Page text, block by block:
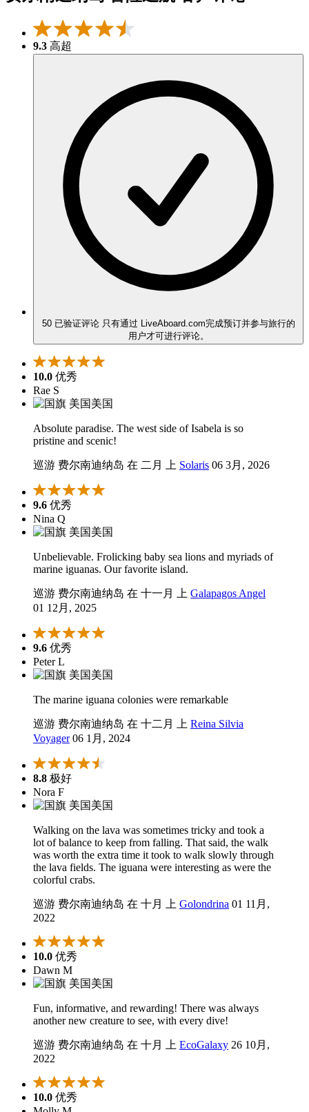
9.3 高超
50 已验证评论 只有通过 LiveAboard.com完成预订并参与旅行的
用户才可进行评论。
10.0 优秀
Rae S
美国
Absolute paradise. The west side of Isabela is so
pristine and scenic!
巡游 费尔南迪纳岛 在 二月 上 Solaris 06 3月, 2026
9.6 优秀
Nina Q
美国
Unbelievable. Frolicking baby sea lions and myriads of
marine iguanas. Our favorite island.
巡游 费尔南迪纳岛 在 十一月 上 Galapagos Angel
01 12月, 2025
9.6 优秀
Peter L
美国
The marine iguana colonies were remarkable
巡游 费尔南迪纳岛 在 十二月 上 Reina Silvia
Voyager 06 1月, 2024
8.8 极好
Nora F
美国
Walking on the lava was sometimes tricky and took a
lot of balance to keep from falling. That said, the walk
was worth the extra time it took to walk slowly through
the lava fields. The iguana were interesting as were the
colorful crabs.
巡游 费尔南迪纳岛 在 十月 上 Golondrina 01 11月,
2022
10.0 优秀
Dawn M
美国
Fun, informative, and rewarding! There was always
another new creature to see, with every dive!
巡游 费尔南迪纳岛 在 十月 上 EcoGalaxy 26 10月,
2022
10.0 优秀